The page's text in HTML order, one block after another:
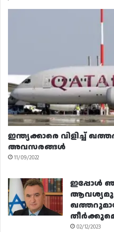
ഇന്ത്യക്കാരെ വിളിച്ച്
അവസരങ്ങൾ
11/09/2022
ഇപ്പോൾ
02/12/2023